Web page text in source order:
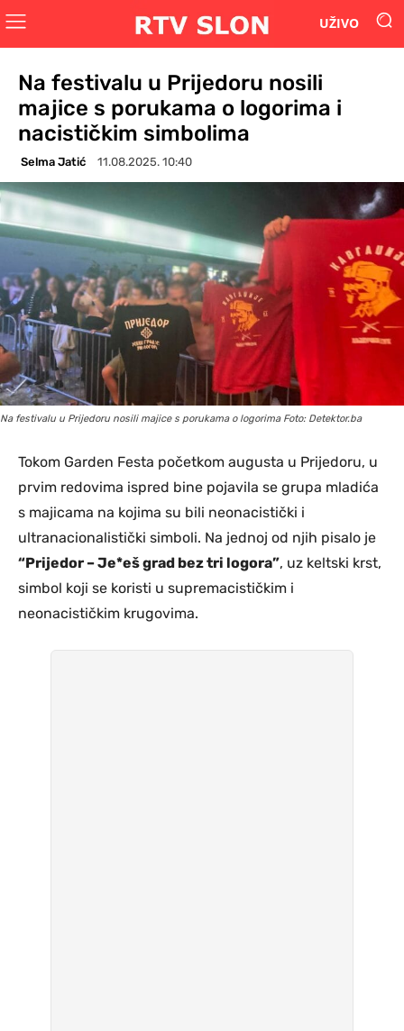
UŽIVO
Na festivalu u Prijedoru nosili
majice s porukama o logorima i
nacističkim simbolima
Selma Jatić 11.08.2025. 10:40
Na festivalu u Prijedoru nosili majice s porukama o logorima Foto: Detektor.ba
Tokom Garden Festa početkom augusta u Prijedoru, u
prvim redovima ispred bine pojavila se grupa mladića
s majicama na kojima su bili neonacistički i
ultranacionalistički simboli. Na jednoj od njih pisalo je
“Prijedor – Je*eš grad bez tri logora”, uz keltski krst,
simbol koji se koristi u supremacističkim i
neonacističkim krugovima.